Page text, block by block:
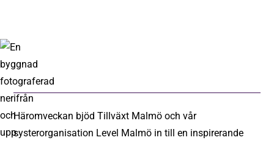
Häromveckan bjöd Tillväxt Malmö och vår
systerorganisation Level Malmö in till en inspirerande